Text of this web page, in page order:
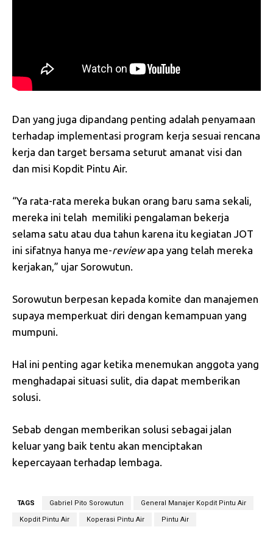
Dan yang juga dipandang penting adalah penyamaan
terhadap implementasi program kerja sesuai rencana
kerja dan target bersama seturut amanat visi dan
dan misi Kopdit Pintu Air.
“Ya rata-rata mereka bukan orang baru sama sekali,
mereka ini telah memiliki pengalaman bekerja
selama satu atau dua tahun karena itu kegiatan JOT
ini sifatnya hanya me-reviewapa yang telah mereka
kerjakan,” ujar Sorowutun.
Sorowutun berpesan kepada komite dan manajemen
supaya memperkuat diri dengan kemampuan yang
mumpuni.
Hal ini penting agar ketika menemukan anggota yang
menghadapai situasi sulit, dia dapat memberikan
solusi.
Sebab dengan memberikan solusi sebagai jalan
keluar yang baik tentu akan menciptakan
kepercayaan terhadap lembaga.
TAGS Gabriel Pito Sorowutun General Manajer Kopdit Pintu Air
Kopdit Pintu Air Koperasi Pintu Air Pintu Air